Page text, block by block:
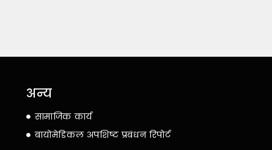
अन्य
सामाजिक कार्य
बायोमेडिकल अपशिष्ट प्रबंधन रिपोर्ट